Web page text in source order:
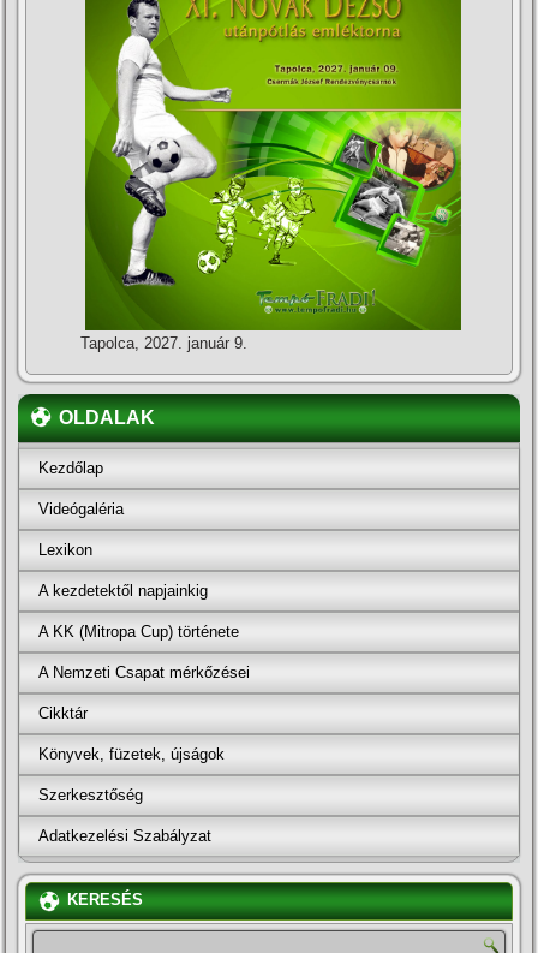
Tapolca, 2027. január 9.
OLDALAK
Kezdőlap
Videógaléria
Lexikon
A kezdetektől napjainkig
A KK (Mitropa Cup) története
A Nemzeti Csapat mérkőzései
Cikktár
Könyvek, füzetek, újságok
Szerkesztőség
Adatkezelési Szabályzat
KERESÉS